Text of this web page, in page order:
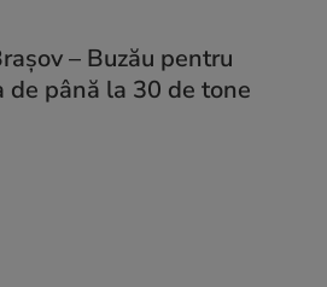
– Buzău pentru
de până la 30 de tone